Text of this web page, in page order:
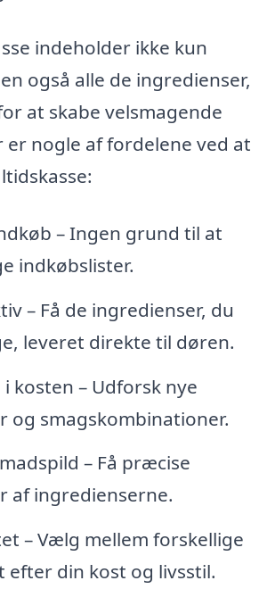
indeholder ikke kun
også alle de ingredienser,
at skabe velsmagende
er nogle af fordelene ved at
– Ingen grund til at
indkøbslister.
– Få de ingredienser, du
leveret direkte til døren.
kosten – Udforsk nye
og smagskombinationer.
– Få præcise
af ingredienserne.
– Vælg mellem forskellige
efter din kost og livsstil.